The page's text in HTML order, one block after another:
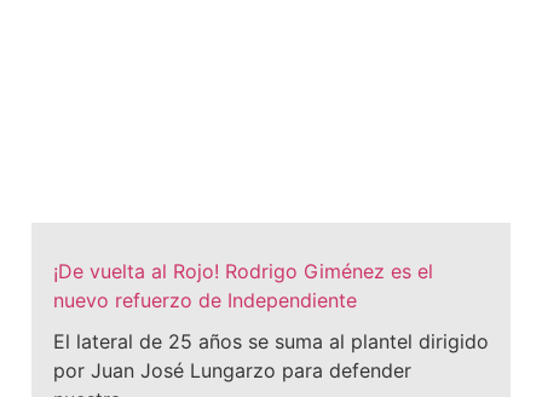
¡De vuelta al Rojo! Rodrigo Giménez es el
nuevo refuerzo de Independiente
El lateral de 25 años se suma al plantel dirigido
por Juan José Lungarzo para defender